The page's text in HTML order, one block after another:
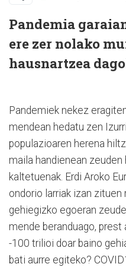
Pandemia
ere zer nolako
hausnartzea
Pandemiek nekez
mendean hedatu zen
populazioaren herena
maila handienean
kaltetuenak. Erdi Aroko
ondorio larriak izan
gehiegizko egoeran
mende beranduago, prest
-100 trilioi doar baino
bati aurre egiteko?